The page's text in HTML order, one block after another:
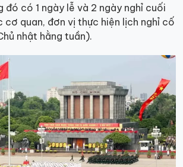
đó có 1 ngày lễ và 2 ngày nghỉ cuối
quan, đơn vị thực hiện lịch nghỉ cố
nhật hằng tuần).